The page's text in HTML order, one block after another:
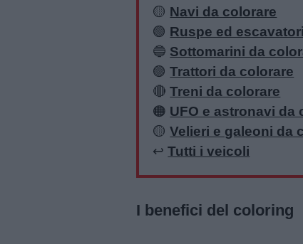
🟡 Navi da colorare
🟢 Ruspe ed
🔵 Sottomarini da
🟣Trattori da colorare
🔴Treni da colorare
🟠 UFO e astronavi da
🟡Velieri e galeoni da
↩️Tutti i veicoli
I benefici del coloring